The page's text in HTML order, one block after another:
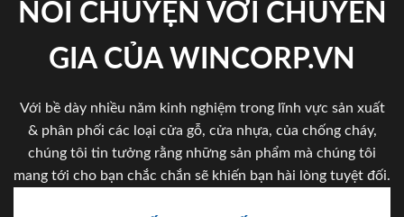
NÓI CHUYỆN VỚI CHUYÊN
GIA CỦA WINCORP.VN
Với bề dày nhiều năm kinh nghiệm trong lĩnh vực sản xuất
& phân phối các loại cửa gỗ, cửa nhựa, của chống cháy,
chúng tôi tin tưởng rằng những sản phẩm mà chúng tôi
mang tới cho bạn chắc chắn sẽ khiến bạn hài lòng tuyệt đối.